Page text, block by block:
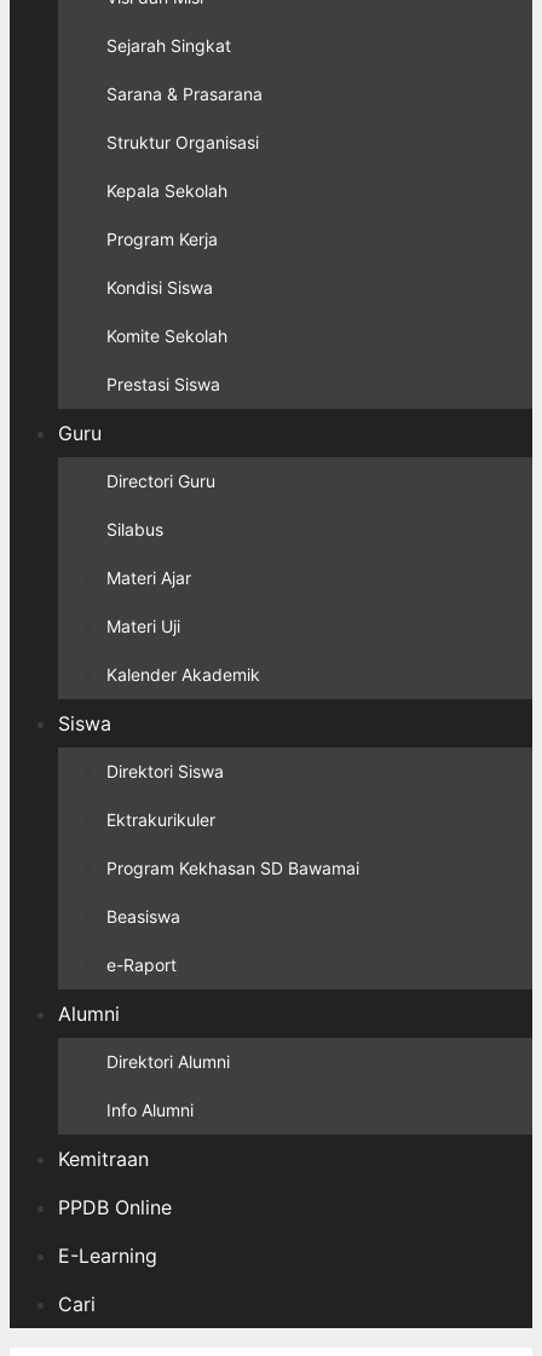
Sejarah Singkat
Sarana & Prasarana
Struktur Organisasi
Kepala Sekolah
Program Kerja
Kondisi Siswa
Komite Sekolah
Prestasi Siswa
Guru
Directori Guru
Silabus
Materi Ajar
Materi Uji
Kalender Akademik
Siswa
Direktori Siswa
Ektrakurikuler
Program Kekhasan SD Bawamai
Beasiswa
e-Raport
Alumni
Direktori Alumni
Info Alumni
Kemitraan
PPDB Online
E-Learning
Cari